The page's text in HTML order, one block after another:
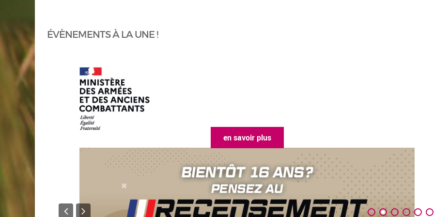
ÉVÈNEMENTS À LA UNE !
en savoir plus